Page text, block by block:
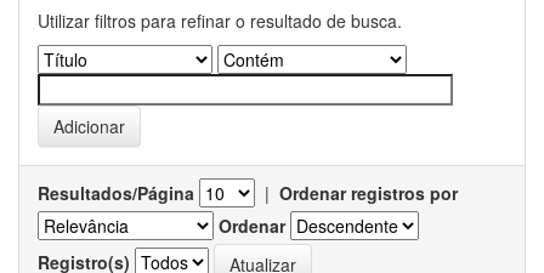
Utilizar filtros para refinar o resultado de busca.
Resultados/Página | Ordenar registros por
Ordenar
Registro(s)